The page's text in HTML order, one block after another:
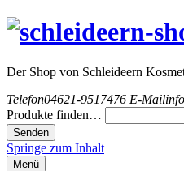
Der Shop von Schleideern
Telefon04621-9517476 E-Mail
Produkte finden…
Springe zum Inhalt
Menü